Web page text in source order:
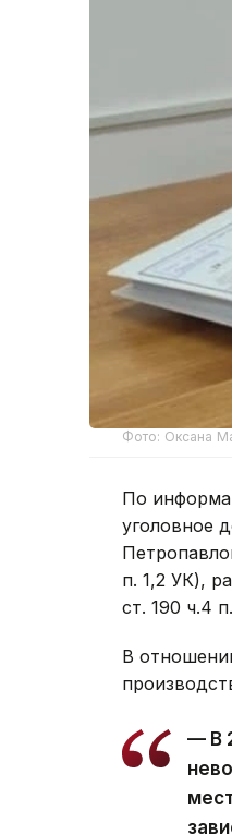
Фото: Оксана
По
уголовное
п. 1,2 УК),
ст. 190 ч.4
В
— В